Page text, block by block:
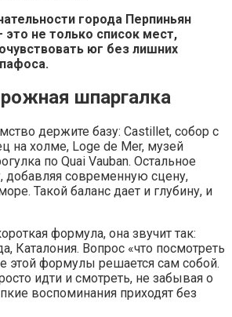
города Перпиньян
не только список мест,
юг без лишних
шпаргалка
держите базу: Castillet, собор с
на холме, Loge de Mer, музей
по Quai Vauban. Остальное
добавляя современную сцену,
Такой баланс дает и глубину, и
формула, она звучит так:
Каталония. Вопрос «что посмотреть
этой формулы решается сам собой.
идти и смотреть, не забывая о
воспоминания приходят без